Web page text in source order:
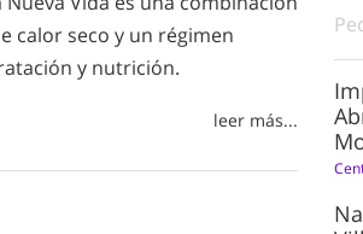
calor seco y un régimen
y nutrición.
leer más...